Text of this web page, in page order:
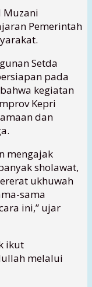
Muzani
Pemerintah
Setda
pada
kegiatan
Kepri
dan
mengajak
sholawat,
ukhuwah
sama
ini,” ujar
ikut
melalui